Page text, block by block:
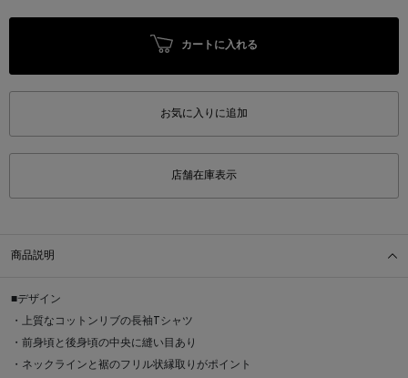
カートに入れる
お気に入りに追加
店舗在庫表示
商品説明
■デザイン
・上質なコットンリブの長袖Tシャツ
・前身頃と後身頃の中央に縫い目あり
・ネックラインと裾のフリル状縁取りがポイント